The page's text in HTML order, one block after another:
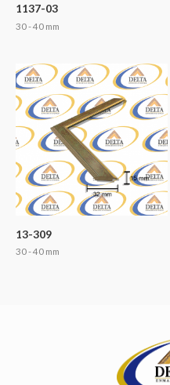
1137-03
30 - 40 mm
13-309
30 - 40 mm